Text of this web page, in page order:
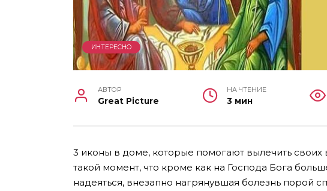
ИНТЕРЕСНО
АВТОР
Great Picture
НА ЧТЕНИЕ
3 мин
3 иконы в доме, которые помогают вылечить своих
такой момент, что кроме как на Господа Бога
надеяться, внезапно нагрянувшая болезнь порой